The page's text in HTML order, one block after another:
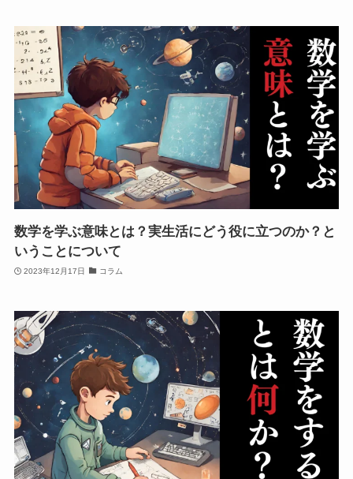
数学を学ぶ意味とは？実生活にどう役に立つのか？と
いうことについて
2023年12月17日 コラム